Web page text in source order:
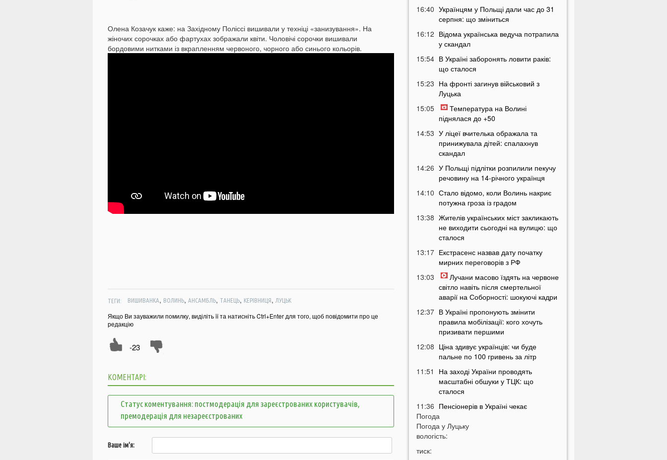
Олена Козачук каже: на Західному Поліссі вишивали у техніці «занизування». На
жіночих сорочках або фартухах зображали квіти. Чоловічі сорочки вишивали
бордовими нитками із вкрапленням червоного, чорного або синього кольорів.
ТЕГИ: ВИШИВАНКА, ВОЛИНЬ, АНСАМБЛЬ, ТАНЕЦЬ, КЕРІВНИЦЯ, ЛУЦЬК
Якщо Ви зауважили помилку, виділіть її та натисніть Ctrl+Enter для того, щоб повідомити про це
редакцію
-23
КОМЕНТАРІ:
Статус коментування: постмодерація для зареєстрованих користувачів,
премодерація для незареєстрованих
Ваше ім'я:
16:40 Українцям у Польщі дали час до 31
серпня: що зміниться
16:12 Відома українська ведуча потрапила
у скандал
15:54 В Україні заборонять ловити раків:
що сталося
15:23 На фронті загинув військовий з
Луцька
15:05
Температура на Волині
піднялася до +50
14:53 У ліцеї вчителька ображала та
принижувала дітей: спалахнув
скандал
14:26 У Польщі підлітки розпилили пекучу
речовину на 14-річного українця
14:10 Стало відомо, коли Волинь накриє
потужна гроза із градом
13:38 Жителів українських міст закликають
не виходити сьогодні на вулицю: що
сталося
13:17 Екстрасенс назвав дату початку
мирних переговорів з РФ
13:03
Лучани масово їздять на червоне
світло навіть після смертельної
аварії на Соборності: шокуючі кадри
12:37 В Україні пропонують змінити
правила мобілізації: кого хочуть
призивати першими
12:08 Ціна здивує українців: чи буде
пальне по 100 гривень за літр
11:51
На заході України проводять
масштабні обшуки у ТЦК: що
сталося
11:36 Пенсіонерів в Україні чекає
масштабна перевірка: кого це
торкнеться
11:07 Україну накриє потужна магнітна
Погода
Погода у Луцьку
вологість:
тиск: